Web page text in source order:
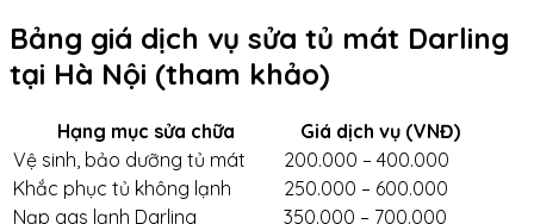
Bảng giá dịch vụ sửa tủ mát Darling
tại Hà Nội (tham khảo)
Hạng mục sửa chữa
Giá dịch vụ (VNĐ)
Vệ sinh, bảo dưỡng tủ mát
200.000 – 400.000
Khắc phục tủ không lạnh
250.000 – 600.000
Nạp gas lạnh Darling
350.000 – 700.000